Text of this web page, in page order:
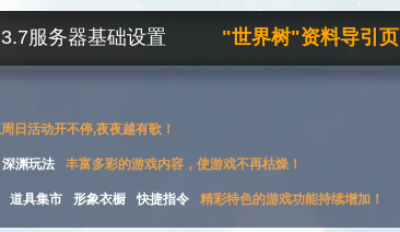
3.7服务器基础设置 "世界树"资料导引页
日活动开不停,夜夜越有歌！
深渊玩法 丰富多彩的游戏内容，使游戏不再枯燥！
道具集市 形象衣橱 快捷指令 精彩特色的游戏功能持续增加！